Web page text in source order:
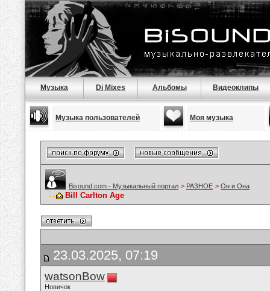
Музыка Dj Mixes Альбомы Видеоклипы
Музыка пользователей Моя музыка
Bisound.com - Музыкальный портал > РАЗНОЕ > Он и Она
Bill Carlton Age
23.03.2025, 07:19
watsonBow
Новичок